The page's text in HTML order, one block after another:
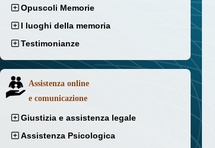
Opuscoli Memorie
I luoghi della memoria
Testimonianze
Assistenza online
e comunicazione
Giustizia e assistenza legale
Assistenza Psicologica